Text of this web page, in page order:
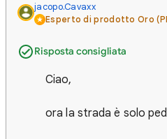
jacopo.Cavaxx
Esperto di prodotto Oro
Risposta consigliata
Ciao,
ora la strada è solo